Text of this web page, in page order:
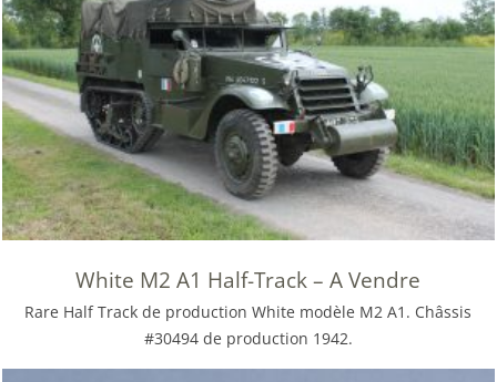
White M2 A1 Half-Track – A Vendre
Rare Half Track de production White modèle M2 A1. Châssis
#30494 de production 1942.